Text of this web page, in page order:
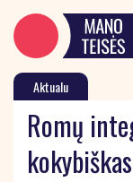
Aktualu
Romų